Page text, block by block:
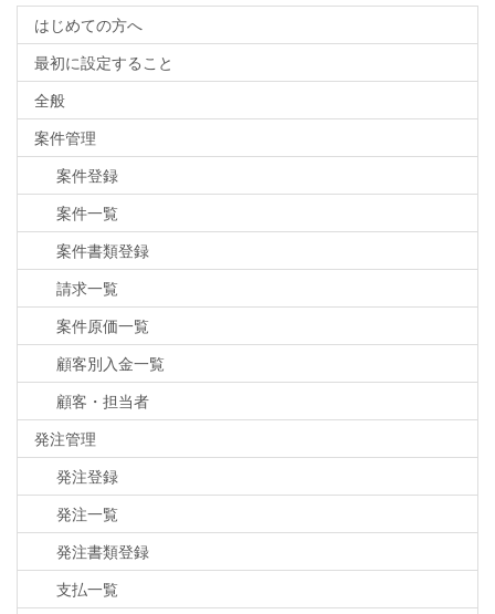
はじめての方へ
最初に設定すること
全般
案件管理
案件登録
案件一覧
案件書類登録
請求一覧
案件原価一覧
顧客別入金一覧
顧客・担当者
発注管理
発注登録
発注一覧
発注書類登録
支払一覧